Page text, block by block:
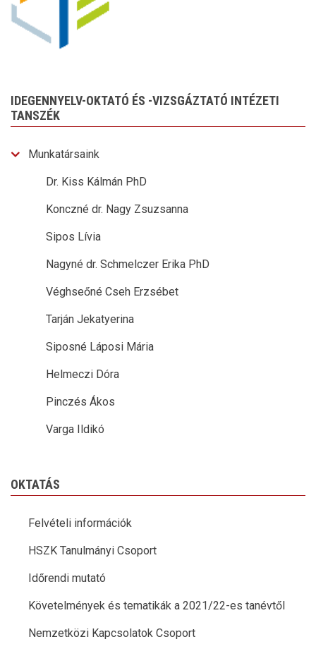
IDEGENNYELV-OKTATÓ ÉS -VIZSGÁZTATÓ INTÉZETI
TANSZÉK
Munkatársaink
Dr. Kiss Kálmán PhD
Konczné dr. Nagy Zsuzsanna
Sipos Lívia
Nagyné dr. Schmelczer Erika PhD
Véghseőné Cseh Erzsébet
Tarján Jekatyerina
Siposné Láposi Mária
Helmeczi Dóra
Pinczés Ákos
Varga Ildikó
OKTATÁS
Felvételi információk
HSZK Tanulmányi Csoport
Időrendi mutató
Követelmények és tematikák a 2021/22-es tanévtől
Nemzetközi Kapcsolatok Csoport